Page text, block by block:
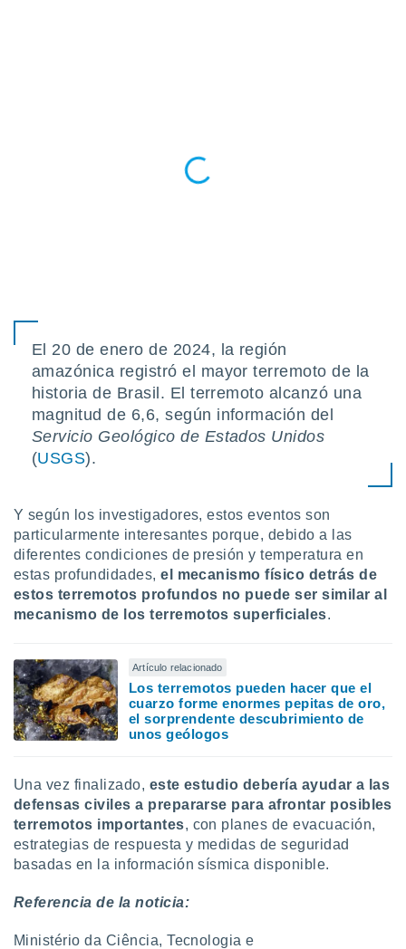
El 20 de enero de 2024, la región
amazónica registró el mayor terremoto de la
historia de Brasil. El terremoto alcanzó una
magnitud de 6,6, según información del
Servicio Geológico de Estados Unidos
(USGS).
Y según los investigadores, estos eventos son
particularmente interesantes porque, debido a las
diferentes condiciones de presión y temperatura en
estas profundidades,el mecanismo físico detrás de
estos terremotos profundos no puede ser similar al
mecanismo de los terremotos superficiales.
Artículo relacionado
Los terremotos pueden hacer que el
cuarzo forme enormes pepitas de oro,
el sorprendente descubrimiento de
unos geólogos
Una vez finalizado, este estudio debería ayudar a las
defensas civiles a prepararse para afrontar posibles
terremotos importantes, con planes de evacuación,
estrategias de respuesta y medidas de seguridad
basadas en la información sísmica disponible.
Referencia de la noticia:
Ministério da Ciência, Tecnologia e